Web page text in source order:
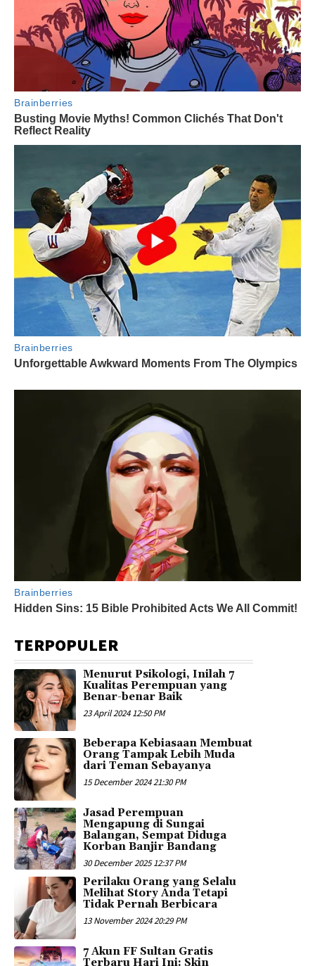
TERPOPULER
Menurut Psikologi, Inilah 7
Kualitas Perempuan yang
Benar-benar Baik
23 April 2024 12:50 PM
Beberapa Kebiasaan Membuat
Orang Tampak Lebih Muda
dari Teman Sebayanya
15 December 2024 21:30 PM
Jasad Perempuan
Mengapung di Sungai
Balangan, Sempat Diduga
Korban Banjir Bandang
30 December 2025 12:37 PM
Perilaku Orang yang Selalu
Melihat Story Anda Tetapi
Tidak Pernah Berbicara
13 November 2024 20:29 PM
7 Akun FF Sultan Gratis
Terbaru Hari Ini: Skin